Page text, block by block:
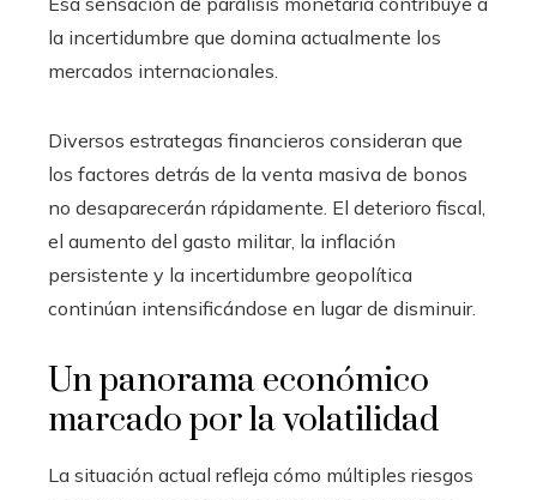
la incertidumbre que domina actualmente los
mercados internacionales.
Diversos estrategas financieros consideran que
los factores detrás de la venta masiva de bonos
no desaparecerán rápidamente. El deterioro fiscal,
el aumento del gasto militar, la inflación
persistente y la incertidumbre geopolítica
continúan intensificándose en lugar de disminuir.
Un panorama económico
marcado por la volatilidad
La situación actual refleja cómo múltiples riesgos